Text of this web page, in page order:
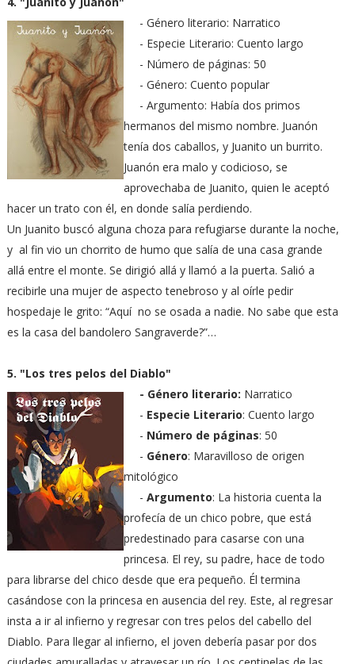
- Género literario: Narratico
- Especie Literario: Cuento largo
- Número de páginas: 50
- Género: Cuento popular
- Argumento: Había dos primos
hermanos del mismo nombre. Juanón
tenía dos caballos, y Juanito un burrito.
Juanón era malo y codicioso, se
aprovechaba de Juanito, quien le aceptó
hacer un trato con él, en donde salía perdiendo.
Un Juanito buscó alguna choza para refugiarse durante la noche,
y al fin vio un chorrito de humo que salía de una casa grande
allá entre el monte. Se dirigió allá y llamó a la puerta. Salió a
recibirle una mujer de aspecto tenebroso y al oírle pedir
hospedaje le grito: “Aquí no se osada a nadie. No sabe que esta
es la casa del bandolero Sangraverde?”…
5. "Los tres pelos del Diablo"
- Género literario: Narratico
- Especie Literario: Cuento largo
- Número de páginas: 50
- Género: Maravilloso de origen
mitológico
- Argumento: La historia cuenta la
profecía de un chico pobre, que está
predestinado para casarse con una
princesa. El rey, su padre, hace de todo
para librarse del chico desde que era pequeño. Él termina
casándose con la princesa en ausencia del rey. Este, al regresar
insta a ir al infierno y regresar con tres pelos del cabello del
Diablo. Para llegar al infierno, el joven debería pasar por dos